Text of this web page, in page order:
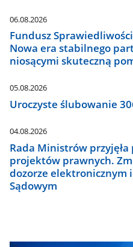
06.08.2026
Fundusz
Nowa era stabilnego
niosącymi skuteczną
05.08.2026
Uroczyste ślubowanie
04.08.2026
Rada Ministrów
projektów prawnych.
dozorze elektronicznym
Sądowym